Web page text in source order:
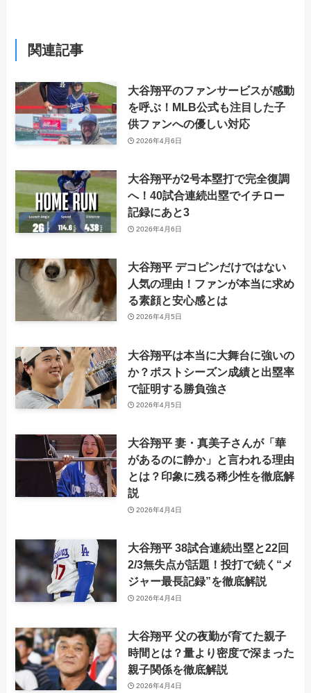
関連記事
大谷翔平のファンサービスが感動
を呼ぶ！MLB公式も注目した子
供ファンへの優しい対応
2026年4月6日
大谷翔平が2号本塁打で完全復調
へ！40試合連続出塁でイチロー
記録にあと3
2026年4月6日
大谷翔平 デコピンだけではない
人気の理由！ファンが本当に求め
る素顔と安心感とは
2026年4月5日
大谷翔平は本当に大舞台に強いの
か？ポストシーズン成績と出塁率
で証明する勝負強さ
2026年4月5日
大谷翔平 妻・真美子さんが「華
があるのに静か」と言われる理由
とは？印象に残る稀少性を徹底解
説
2026年4月4日
大谷翔平 38試合連続出塁と22回
2/3無失点が話題！投打で続く“メ
ジャー最長記録”を徹底解説
2026年4月4日
大谷翔平 父の夜勤が育てた親子
時間とは？量より密度で深まった
親子関係を徹底解説
2026年4月4日